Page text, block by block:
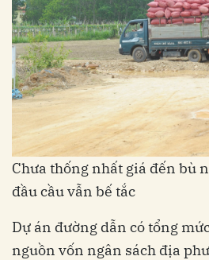
Chưa thống nhất giá đến bù
đầu cầu vẫn bế tắc
Dự án đường dẫn có tổng
nguồn vốn ngân sách địa